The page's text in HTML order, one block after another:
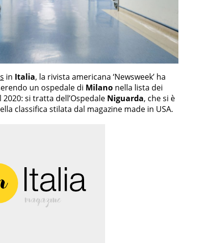
in Italia, la rivista americana ‘Newsweek’ ha
un ospedale di Milano nella lista dei
si tratta dell’Ospedale Niguarda, che si è
classifica stilata dal magazine made in USA.